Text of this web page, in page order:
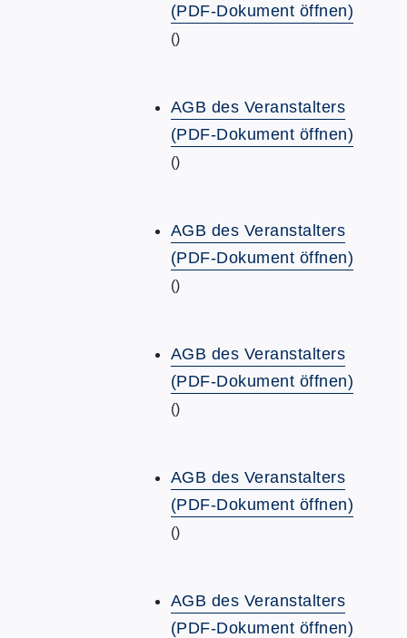
(PDF-Dokument öffnen)
()
AGB des Veranstalters
(PDF-Dokument öffnen)
()
AGB des Veranstalters
(PDF-Dokument öffnen)
()
AGB des Veranstalters
(PDF-Dokument öffnen)
()
AGB des Veranstalters
(PDF-Dokument öffnen)
()
AGB des Veranstalters
(PDF-Dokument öffnen)